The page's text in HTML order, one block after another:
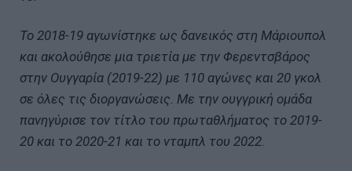
Το 2018-19 αγωνίστηκε ως δανεικός στη Μάριουπολ
και ακολούθησε μια τριετία με την Φερεντσβάρος
στην Ουγγαρία (2019-22) με 110 αγώνες και 20 γκολ
σε όλες τις διοργανώσεις. Με την ουγγρική ομάδα
πανηγύρισε τον τίτλο του πρωταθλήματος το 2019-
20 και το 2020-21 και το νταμπλ του 2022.